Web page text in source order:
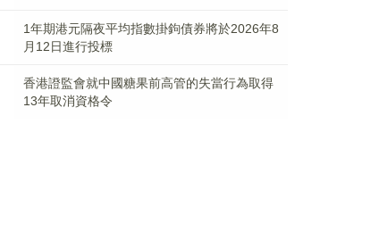
1年期港元隔夜平均指數掛鉤債券將於2026年8
月12日進行投標
香港證監會就中國糖果前高管的失當行為取得
13年取消資格令